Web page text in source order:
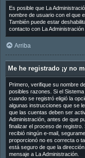
Es posible que La
nombre de usuario con el que
También puede estar
contacto con La Administración
Arriba
Me he registrado ¡y no
Primero, verifique su nombre
posibles razones. Si el
cuando se registró eligió la
algunas instrucciones que se
que las cuentas deben ser
Administración, antes de que
finalizar el proceso de
recibió ningún e-mail,
proporcionó no es correcta o
está seguro de que la
mensaje a La Administración.